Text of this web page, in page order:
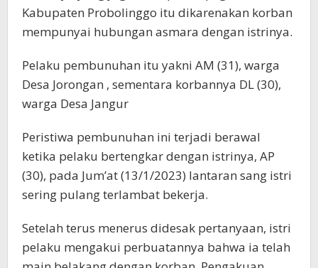
Kabupaten Probolinggo itu dikarenakan korban
mempunyai hubungan asmara dengan istrinya.
Pelaku pembunuhan itu yakni AM (31), warga
Desa Jorongan , sementara korbannya DL (30),
warga Desa Jangur
Peristiwa pembunuhan ini terjadi berawal
ketika pelaku bertengkar dengan istrinya, AP
(30), pada Jum’at (13/1/2023) lantaran sang istri
sering pulang terlambat bekerja.
Setelah terus menerus didesak pertanyaan, istri
pelaku mengakui perbuatannya bahwa ia telah